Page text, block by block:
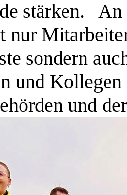
stärken.
nur
sondern
und Kollegen
und